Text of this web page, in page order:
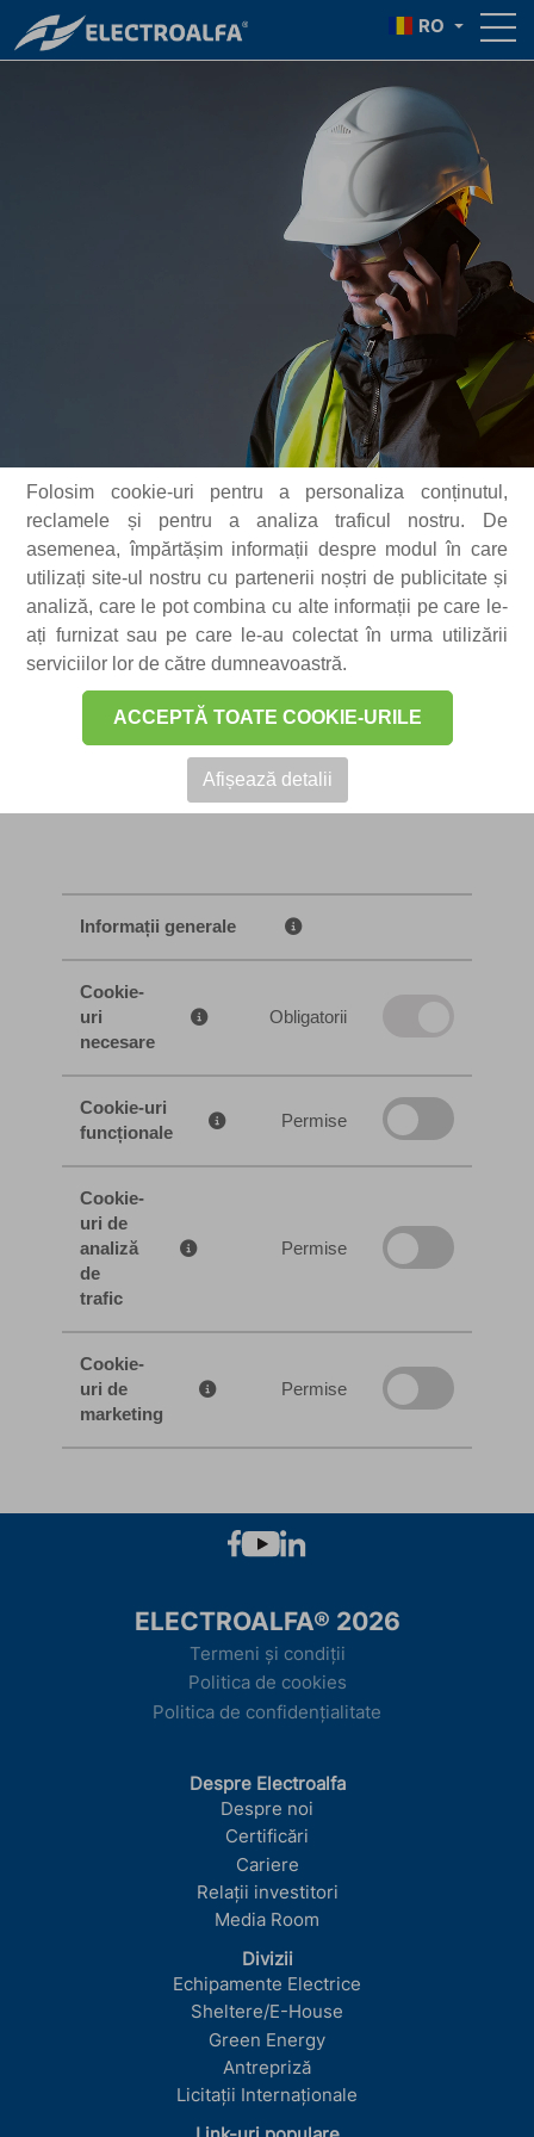
Folosim cookie-uri pentru a personaliza conținutul,
reclamele și pentru a analiza traficul nostru. De
asemenea, împărtășim informații despre modul în care
utilizați site-ul nostru cu partenerii noștri de publicitate și
analiză, care le pot combina cu alte informații pe care le-
ați furnizat sau pe care le-au colectat în urma utilizării
serviciilor lor de către dumneavoastră.
ACCEPTĂ TOATE COOKIE-URILE
Afișează detalii
RO
COOKIES
Informații generale
Cookie-
uri
necesare
Obligatorii
Cookie-uri
funcționale
Permise
Cookie-
uri de
analiză
de
trafic
Permise
Cookie-
uri de
marketing
Permise
ELECTROALFA® 2026
Termeni și condiții
Politica de cookies
Politica de confidențialitate
Despre Electroalfa
Despre noi
Certificări
Cariere
Relații investitori
Media Room
Divizii
Echipamente Electrice
Sheltere/E-House
Green Energy
Antrepriză
Licitații Internaționale